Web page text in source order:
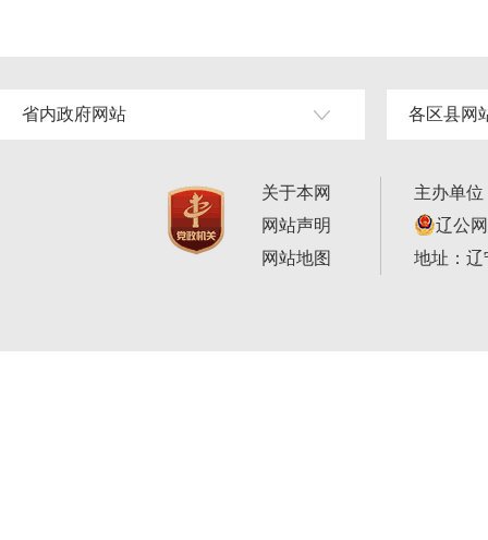
省内政府网站 各区县网
关于本网
网站声明
网站地图
主办单
辽公
地址：辽